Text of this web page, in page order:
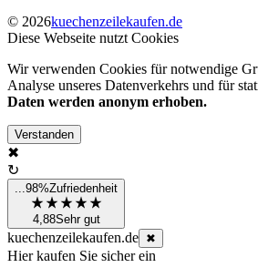
© 2026kuechenzeilekaufen.de
Diese Webseite nutzt Cookies
Wir verwenden Cookies für notwendige
Analyse unseres Datenverkehrs und für
Daten werden anonym erhoben.
Verstanden
✖︎
↻︎
...98%Zufriedenheit
4,88Sehr gut
kuechenzeilekaufen.de ✖︎
Hier kaufen Sie sicher ein